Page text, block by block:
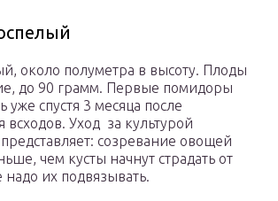
около полуметра в высоту. Плоды
до 90 грамм. Первые помидоры
уже спустя 3 месяца после
всходов. Уход за культурой
созревание овощей
чем кусты начнут страдать от
их подвязывать.